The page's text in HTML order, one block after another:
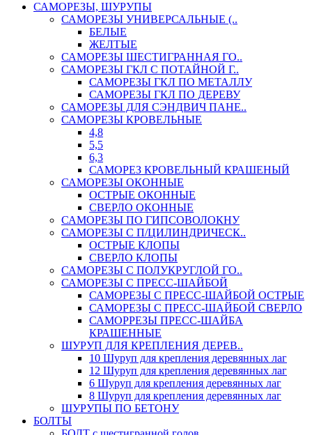
САМОРЕЗЫ, ШУРУПЫ
САМОРЕЗЫ УНИВЕРСАЛЬНЫЕ (..
БЕЛЫЕ
ЖЕЛТЫЕ
САМОРЕЗЫ ШЕСТИГРАННАЯ ГО..
САМОРЕЗЫ ГКЛ С ПОТАЙНОЙ Г..
САМОРЕЗЫ ГКЛ ПО МЕТАЛЛУ
САМОРЕЗЫ ГКЛ ПО ДЕРЕВУ
САМОРЕЗЫ ДЛЯ СЭНДВИЧ ПАНЕ..
САМОРЕЗЫ КРОВЕЛЬНЫЕ
4,8
5,5
6,3
САМОРЕЗ КРОВЕЛЬНЫЙ КРАШЕНЫЙ
САМОРЕЗЫ ОКОННЫЕ
ОСТРЫЕ ОКОННЫЕ
СВЕРЛО ОКОННЫЕ
САМОРЕЗЫ ПО ГИПСОВОЛОКНУ
САМОРЕЗЫ С П/ЦИЛИНДРИЧЕСК..
ОСТРЫЕ КЛОПЫ
СВЕРЛО КЛОПЫ
САМОРЕЗЫ С ПОЛУКРУГЛОЙ ГО..
САМОРЕЗЫ С ПРЕСС-ШАЙБОЙ
САМОРЕЗЫ С ПРЕСС-ШАЙБОЙ ОСТРЫЕ
САМОРЕЗЫ С ПРЕСС-ШАЙБОЙ СВЕРЛО
САМОРРЕЗЫ ПРЕСС-ШАЙБА
КРАШЕННЫЕ
ШУРУП ДЛЯ КРЕПЛЕНИЯ ДЕРЕВ..
10 Шуруп для крепления деревянных лаг
12 Шуруп для крепления деревянных лаг
6 Шуруп для крепления деревянных лаг
8 Шуруп для крепления деревянных лаг
ШУРУПЫ ПО БЕТОНУ
БОЛТЫ